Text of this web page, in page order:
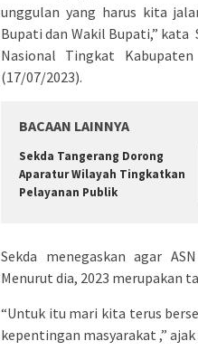
unggulan yang harus kita
Bupati dan Wakil Bupati,” kata
Nasional Tingkat
(17/07/2023).
BACAAN LAINNYA
Sekda Tangerang Dorong
Aparatur Wilayah Tingkatkan
Pelayanan Publik
Sekda menegaskan agar
Menurut dia, 2023 merupakan
“Untuk itu mari kita terus
kepentingan masyarakat ,” ajak